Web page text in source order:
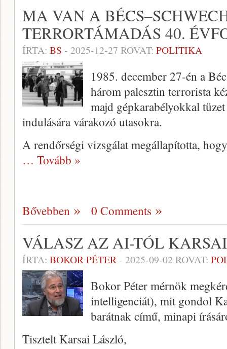
MA VAN A
TERRORTÁMADÁS 40.
ÍRTA: BS - 2025-12-27 ROVAT: POLITIKA
1985. december 27-én a
három palesztin terrorista
majd gépkarabélyokkal
indulására várakozó utasokra.
A rendőrségi vizsgálat megállapította,
… Tovább »
Bővebben 0 Comments
VÁLASZ AZ AI-TÓL
ÍRTA: BOKOR PÉTER- 2025-09-02 ROVAT:
Bokor Péter mérnök
intelligenciát), mit gondol
barátnak című, minapi
Tisztelt Karsai László,